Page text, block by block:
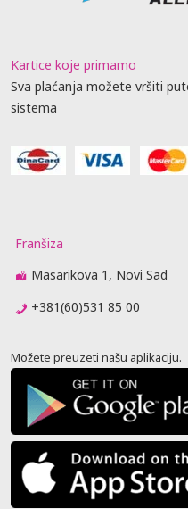
Kartice koje primamo
Sva plaćanja možete vršiti
sistema
Franšiza
Masarikova 1, Novi Sad
+381(60)531 85 00
Možete preuzeti našu aplikaciju.